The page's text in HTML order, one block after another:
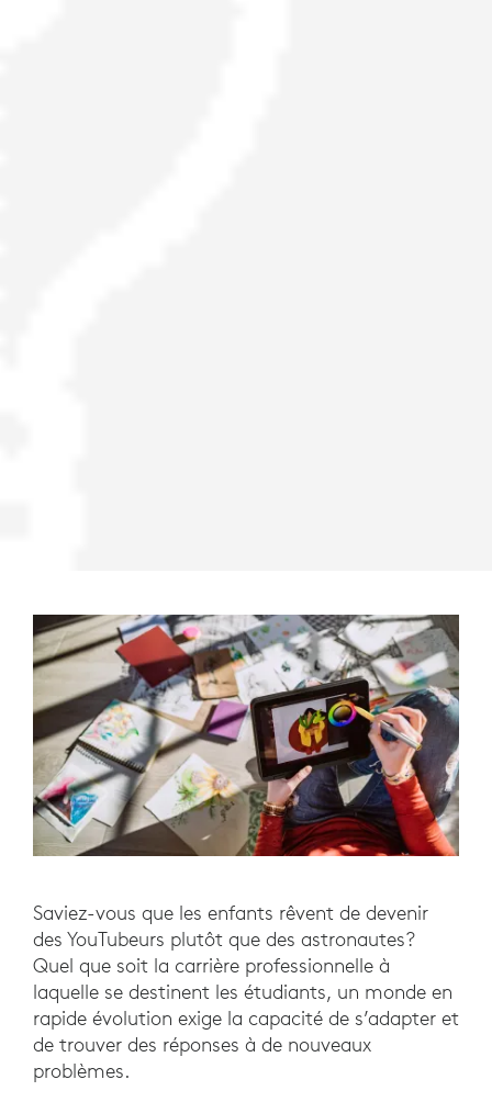
Saviez-vous que les enfants rêvent de devenir
des YouTubeurs plutôt que des astronautes?
Quel que soit la carrière professionnelle à
laquelle se destinent les étudiants, un monde en
rapide évolution exige la capacité de s’adapter et
de trouver des réponses à de nouveaux
problèmes.